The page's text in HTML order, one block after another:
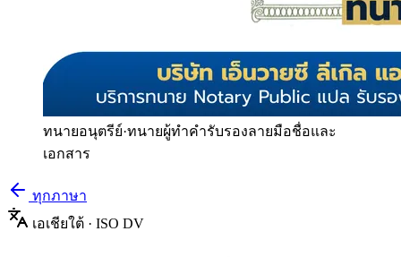
ทนายอนุตรีย์·ทนายผู้ทำคำรับรองลายมือชื่อและ
เอกสาร
ทุกภาษา
เอเชียใต้ · ISO DV